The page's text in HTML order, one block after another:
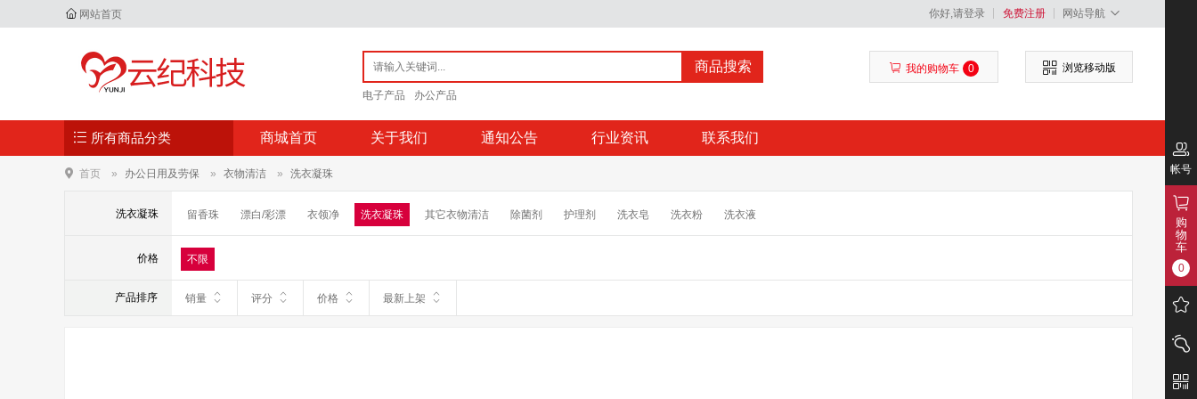
网站首页 你好,请登录 免费注册 网站导航
商品搜索
电子产品 办公产品
我的购物车 0 浏览移动版
所有商品分类 商城首页 关于我们 通知公告 行业资讯 联系我们
首页 办公日用及劳保 衣物清洁 洗衣凝珠
洗衣凝珠 留香珠 漂白/彩漂 衣领净 洗衣凝珠 其它衣物清洁 除菌剂 护理剂 洗衣皂 洗衣粉 洗衣液
价格 不限
产品排序 销量 评分 价格 最新上架
帐号
购
物
车
0